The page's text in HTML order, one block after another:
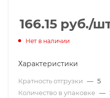
166.15 руб./
Нет в наличии
Характеристики
Кратность отгрузки — 5
Количество в упаковке —